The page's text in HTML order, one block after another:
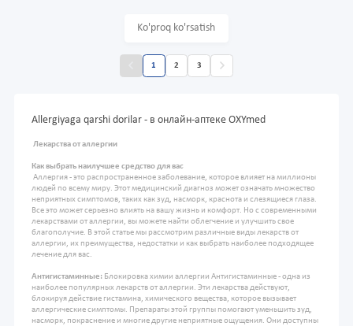
Ko'proq ko'rsatish
1 2 3
Allergiyaga qarshi dorilar - в онлайн-аптеке OXYmed
Лекарства от аллергии
Как выбрать наилучшее средство для вас
Аллергия - это распространенное заболевание, которое влияет на миллионы
людей по всему миру. Этот медицинский диагноз может означать множество
неприятных симптомов, таких как зуд, насморк, краснота и слезящиеся глаза.
Все это может серьезно влиять на вашу жизнь и комфорт. Но с современными
лекарствами от аллергии, вы можете найти облегчение и улучшить свое
благополучие. В этой статье мы рассмотрим различные виды лекарств от
аллергии, их преимущества, недостатки и как выбрать наиболее подходящее
лечение для вас.
Антигистаминные: Блокировка химии аллергии Антигистаминные - одна из
наиболее популярных лекарств от аллергии. Эти лекарства действуют,
блокируя действие гистамина, химического вещества, которое вызывает
аллергические симптомы. Препараты этой группы помогают уменьшить зуд,
насморк, покраснение и многие другие неприятные ощущения. Они доступны